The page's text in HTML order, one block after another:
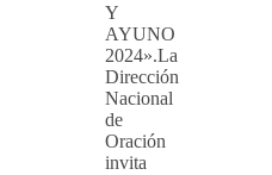
Y
AYUNO
2024».La
Dirección
Nacional
de
Oración
invita